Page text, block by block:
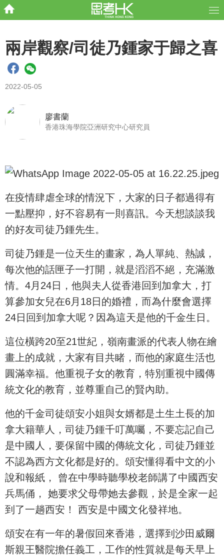
兩岸觀察/司徒乃鍾家于歸之喜
2022-05-05
廖書蘭
香港珠海學院亞洲研究中心研究員
在疫情肆虐全球的情況下，大家的日子都過得有
一點壓抑，好不容易有一則喜訊。今天想談談我
的好友司徒乃鍾先生。
司徒乃鍾是一位天生的畫家，為人單純、熱誠，
每次他的話匣子一打開，就是滔滔不絕，充滿激
情。4月24日，他與夫人從香港回到加拿大，打
算參加女兒在6月18日的婚禮，而為什麼會選擇
24日回到加拿大呢？因為這天是他的千金生日。
這位橫跨20至21世紀，嶺南畫派的代表人物在繪
畫上的成就，大家有目共睹，而他的家庭生活也
圓滿幸福。他重視子女的教育，特別重視中國傳
統文化的教育，並尊重自己的賢內助。
他的千金司徒頌安小姐與女婿都是土生土長的加
拿大籍華人，司徒乃鍾千叮萬囑，不要忘記自己
是中國人，要保留中國的傳統文化，司徒乃鍾並
不認為西方文化都是好的。頌安懂得看中文的小
說和報紙， 曾在中學時聽學校老師講了中國西安
兵馬俑， 她要求父母帶她去參觀，於是全家一起
到了一趟西安！ 西安是中國文化發祥地。
頌安在有一年的暑假回來香港，選擇到沙田威爾
斯親王醫院擔任義工，工作的性質就是每天早上